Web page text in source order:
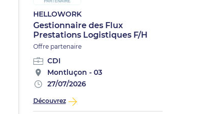
HELLOWORK
Gestionnaire des Flux
Prestations Logistiques F/H
Offre partenaire
CDI
Montluçon - 03
27/07/2026
Découvrez